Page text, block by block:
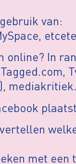
van:
online? In
met een